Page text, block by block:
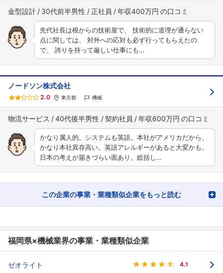
金型設計 30代前半男性 正社員 年収400万円
先代社長は根からの技術屋で、 技術的に道理が通らない
点に関しては、 対外への応対も必ず行ってもらえたの
で、 誇りを持って厳しい仕事にも…
ノードソン株式会社
2.0 東京都 機械
物流サービス 40代後半男性 契約社員 年収600万円
かなり属人的。システムも英語。本社がアメリカだから、
かなり本社異存高い。英語アレルギーがあると大変かも。
日本の考えが届きづらい面あり。総括し…
この企業の事業・業種類似企業をもっと読む
福岡県×機械業界の事業・業種類似企業
ゼオライト 4.1